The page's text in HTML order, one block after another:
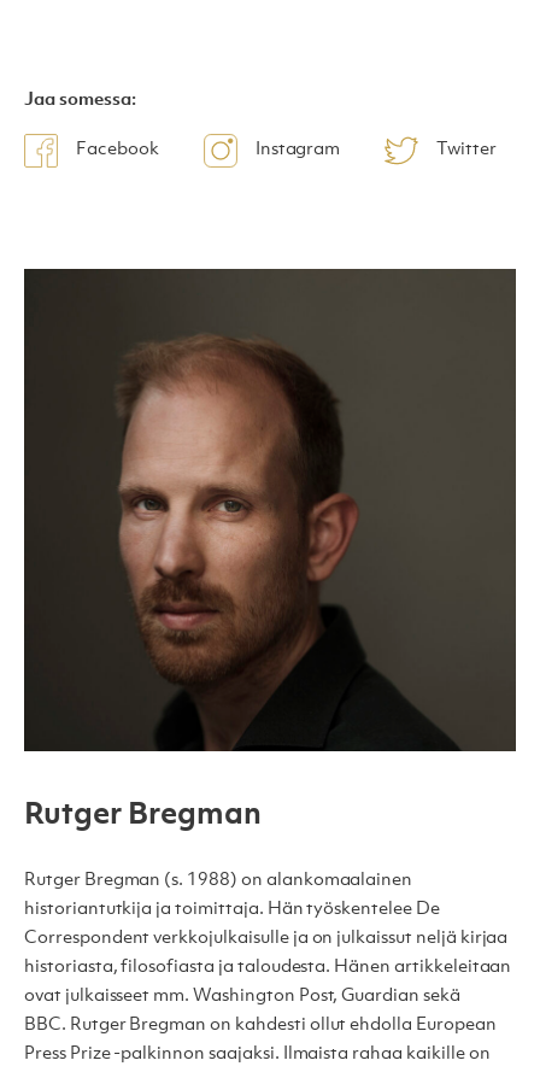
Jaa somessa:
Facebook Instagram Twitter
Rutger Bregman
Rutger Bregman (s. 1988) on alankomaalainen
historiantutkija ja toimittaja. Hän työskentelee De
Correspondent verkkojulkaisulle ja on julkaissut neljä kirjaa
historiasta, filosofiasta ja taloudesta. Hänen artikkeleitaan
ovat julkaisseet mm. Washington Post, Guardian sekä
BBC. Rutger Bregman on kahdesti ollut ehdolla European
Press Prize -palkinnon saajaksi. Ilmaista rahaa kaikille on